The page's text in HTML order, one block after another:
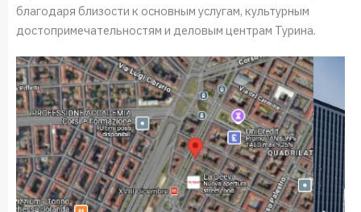
благодаря близости к основным услугам, культурным
достопримечательностям и деловым центрам Турина.